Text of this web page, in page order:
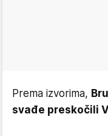
Prema izvorima,
svađe preskočili